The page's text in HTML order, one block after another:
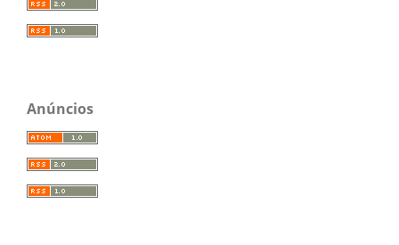
Anúncios